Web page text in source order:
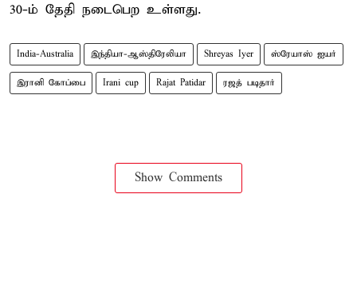
30-ம் தேதி நடைபெற உள்ளது.
India-Australia இந்தியா-ஆஸ்திரேலியா Shreyas Iyer ஸ்ரேயாஸ் ஐயர்
இரானி கோப்பை Irani cup Rajat Patidar ரஜத் படிதார்
Show Comments